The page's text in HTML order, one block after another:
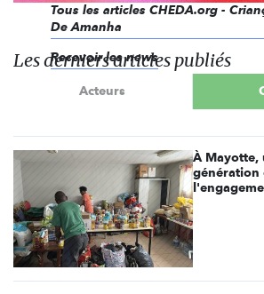
Tous les articles CHEDA.org -
De Amanha
Recevoir les news
Les derniers articles publiés
Acteurs
À Mayotte,
génération